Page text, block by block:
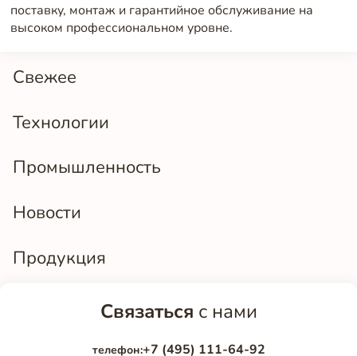
Свежее
Технологии
Промышленность
Новости
Продукция
поставку, монтаж и гарантийное обслуживание на
высоком профессиональном уровне.
Связаться с нами
телефон:+7 (495) 111-64-92